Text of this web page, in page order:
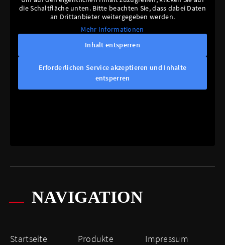
die Schaltfläche unten. Bitte beachten Sie, dass dabei Daten
an Drittanbieter weitergegeben werden.
Mehr Informationen
Inhalt entsperren
Erforderlichen Service akzeptieren und Inhalte
entsperren
NAVIGATION
Startseite Produkte
Impressum